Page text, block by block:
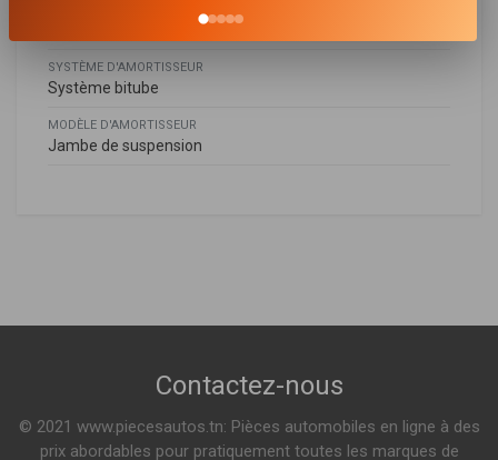
SYSTÈME D'AMORTISSEUR
Système bitube
MODÈLE D'AMORTISSEUR
Jambe de suspension
1.0 61ch ( 04-2004 > 04-2011 )
1.0 63ch ( 09-2007 > 04-2011 )
Contactez-nous
© 2021 www.piecesautos.tn: Pièces automobiles en ligne à des
prix abordables pour pratiquement toutes les marques de